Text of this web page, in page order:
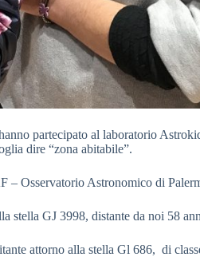
partecipato al laboratorio
dire “zona abitabile”.
– Osservatorio Astronomico di
stella GJ 3998, distante da noi 58
attorno alla stella Gl 686, di